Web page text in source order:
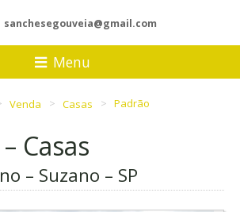
sanchesegouveia@gmail.com
Menu
Venda Casas Padrão
Casas
– Suzano – SP